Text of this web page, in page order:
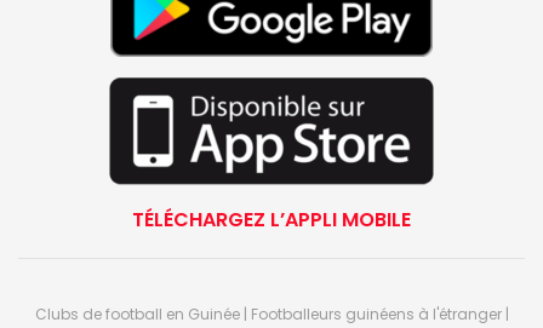
TÉLÉCHARGEZ L’APPLI MOBILE
Clubs de football en Guinée | Footballeurs guinéens à l'étranger |